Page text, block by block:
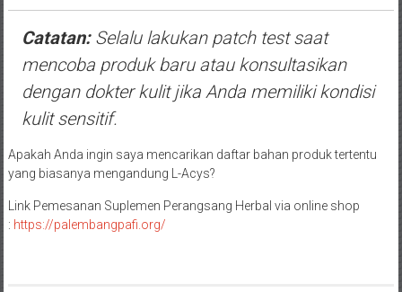
Catatan:Selalu lakukan patch testsaat
mencoba produk baru atau konsultasikan
dengan dokter kulit jika Anda memiliki kondisi
kulit sensitif.
Apakah Anda ingin saya mencarikan daftar bahan produk tertentu
yang biasanya mengandung L-Acys?
Link Pemesanan Suplemen Perangsang Herbal via online shop
: https://palembangpafi.org/